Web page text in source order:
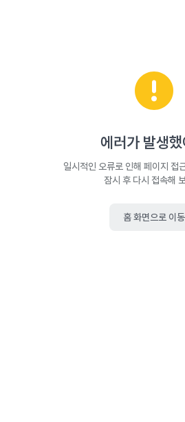
에러가 발생
일시적인 오류로 인해 페이지 접
잠시 후 다시 접속해
홈 화면으로 이동